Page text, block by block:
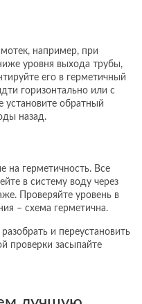
например, при
уровня выхода трубы,
его в герметичный
горизонтально или с
обратный
назад.
на герметичность. Все
в систему воду через
Проверяйте уровень в
– схема герметична.
и переустановить
проверки засыпайте